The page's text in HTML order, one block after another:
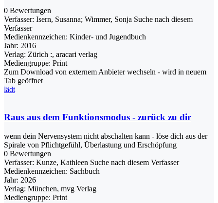
0 Bewertungen
Verfasser: Isern, Susanna; Wimmer, Sonja Suche nach diesem
Verfasser
Medienkennzeichen: Kinder- und Jugendbuch
Jahr: 2016
Verlag: Zürich :, aracari verlag
Mediengruppe: Print
Zum Download von externem Anbieter wechseln - wird in neuem
Tab geöffnet
lädt
Raus aus dem Funktionsmodus - zurück zu dir
wenn dein Nervensystem nicht abschalten kann - löse dich aus der
Spirale von Pflichtgefühl, Überlastung und Erschöpfung
0 Bewertungen
Verfasser: Kunze, Kathleen Suche nach diesem Verfasser
Medienkennzeichen: Sachbuch
Jahr: 2026
Verlag: München, mvg Verlag
Mediengruppe: Print